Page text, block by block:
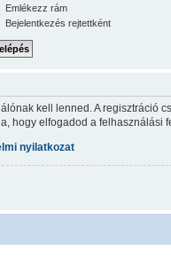
Emlékezz rám
Bejelentkezés rejtettként
kell lenned. A regisztráció
hogy elfogadod a
nyilatkozat